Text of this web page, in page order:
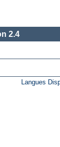
2.4
Langues